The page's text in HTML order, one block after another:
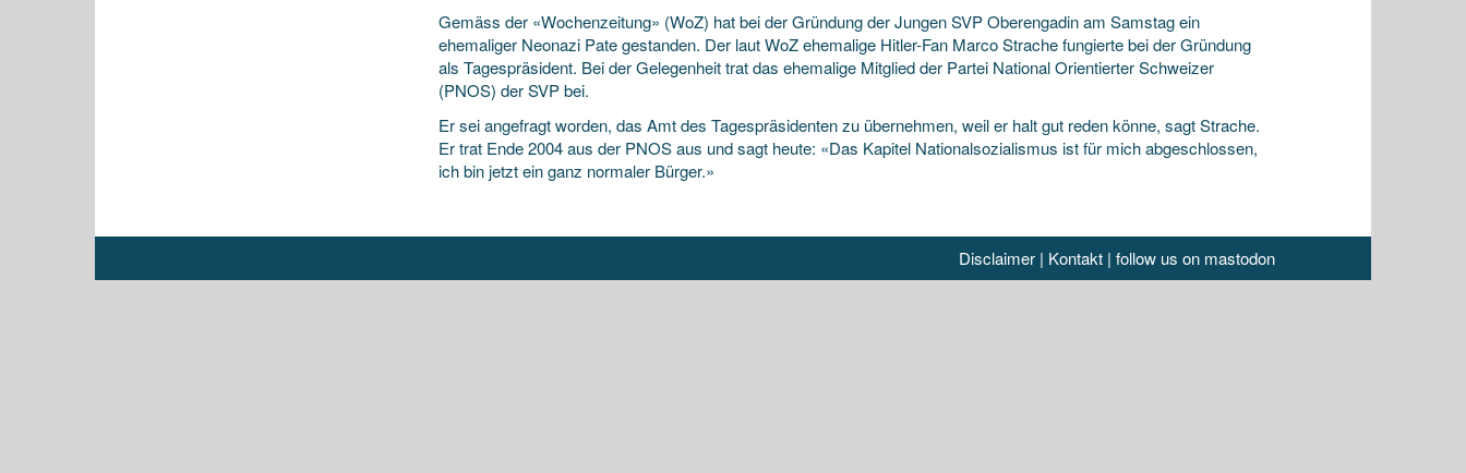
Gemäss der «Wochenzeitung» (WoZ) hat bei der Gründung der Jungen SVP Oberengadin am Samstag ein
ehemaliger Neonazi Pate gestanden. Der laut WoZ ehemalige Hitler-Fan Marco Strache fungierte bei der Gründung
als Tagespräsident. Bei der Gelegenheit trat das ehemalige Mitgliedder Partei National Orientierter Schweizer
(PNOS) der SVP bei.
Er sei angefragt worden, das Amt des Tagespräsidenten zu übernehmen, weil er halt gut reden könne, sagt Strache.
Er trat Ende 2004 aus der PNOS aus und sagt heute: «Das Kapitel Nationalsozialismus ist für mich abgeschlossen,
ich bin jetzt ein ganz normaler Bürger.»
Disclaimer| Kontakt| follow us on mastodon